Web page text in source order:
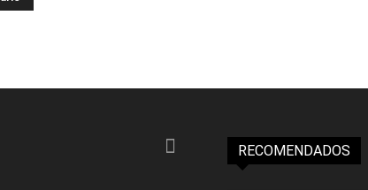
RECOMENDADOS